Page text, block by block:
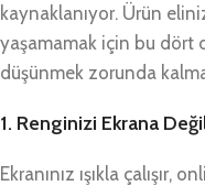
kaynaklanıyor. Ürün
yaşamamak için bu dört
düşünmek zorunda
1. Renginizi Ekrana
Ekranınız ışıkla